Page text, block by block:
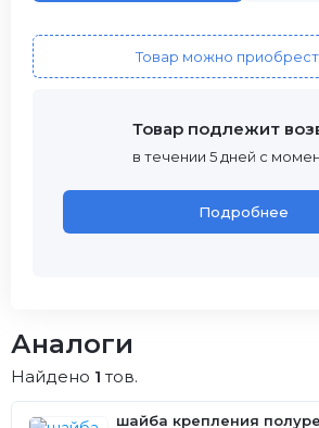
Товар можно
Товар подлежит
в течении 5 дней с
Подробнее
Аналоги
Найдено 1 тов.
шайба крепления